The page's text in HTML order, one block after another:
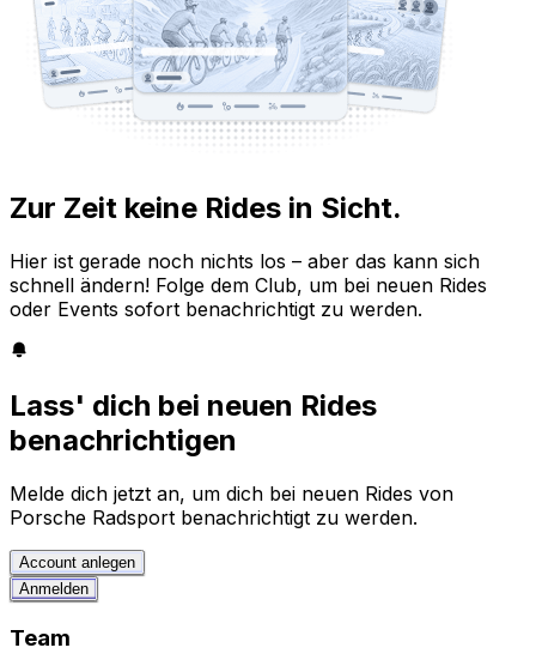
Zur Zeit keine Rides in Sicht.
Hier ist gerade noch nichts los – aber das kann sich
schnell ändern! Folge dem Club, um bei neuen Rides
oder Events sofort benachrichtigt zu werden.
Lass' dich bei neuen Rides
benachrichtigen
Melde dich jetzt an, um dich bei neuen Rides von
Porsche Radsport benachrichtigt zu werden.
Account anlegen
Anmelden
Team